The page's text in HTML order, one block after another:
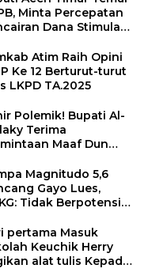
Minta Percepatan
Dana Stimulan
Atim Raih Opini
Ke 12 Berturut-turut
LKPD TA.2025
Polemik! Bupati Al-
Terima
Maaf Dun
Magnitudo 5,6
Gayo Lues,
Tidak Berpotensi
pertama Masuk
Keuchik Herry
alat tulis Kepada